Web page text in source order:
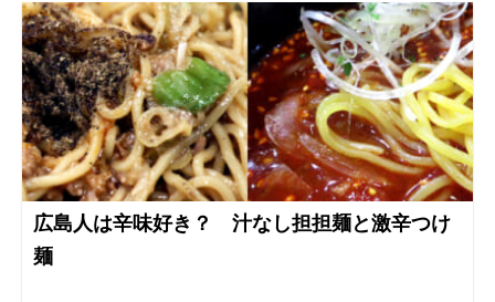
広島人は辛味好き？ 汁なし担担麺と激辛つけ
麺